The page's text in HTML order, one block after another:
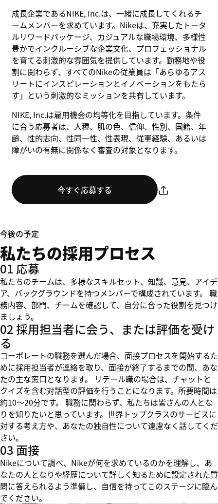
成長企業であるNIKE, Inc.は、一緒に成長してくれるチ
ームメンバーを求めています。Nikeは、充実したトータ
ルリワードパッケージ、カジュアルな職場環境、多様性
豊かでインクルーシブな企業文化、プロフェッショナル
を育てる刺激的な雰囲気を提供しています。勤務地や役
割に関わらず、すべてのNikeの従業員は「あらゆるアス
リートにインスピレーションとイノベーションをもたら
す」という刺激的なミッションを共有しています。
NIKE, Inc.は雇用機会の均等化を目指しています。条件
に合う応募者は、人種、肌の色、信仰、性別、国籍、年
齢、性的志向、性同一性、性表現、従軍経験、あるいは
障がいの有無に関係なく審査の対象となります。
今すぐ応募する
今後の予定
私たちの採用プロセス
01 応募
私たちのチームは、多様なスキルセット、知識、意見、アイデ
ア、バックグラウンドを持つメンバーで構成されています。 職
務内容、部門、チームを確認して、自分に合った役割を見つけ
ましょう。
02 採用担当者に会う、または評価を受け
る
コーポレートの職務を選んだ場合、面接プロセスを開始するた
めに採用担当者が連絡を取り、面接が終了するまでの間、あな
たの主な窓口となります。 リテール職の場合は、チャットと
クイズを含む対話型の評価を行うことになります。所要時間は
約10～20分です。 職務に関わらず、私たちは皆さんの人とな
りを知りたいと思っています。世界トップクラスのサービスに
対する考え方や、あなたの独自性について遠慮なく話してくだ
さい。
03 面接
Nikeについて調べ、Nikeが何を求めているのかを理解し、あ
なたの人となりや経歴について詳しく知るために設定された質
問に答えられるよう準備し、自信を持ってこのステージに臨ん
でください。